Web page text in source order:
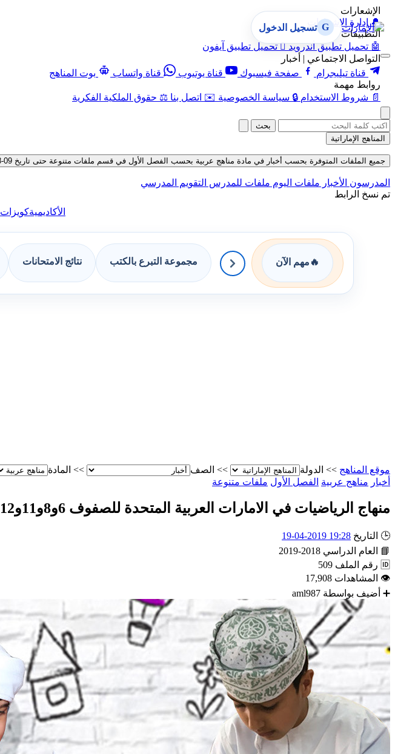
الإشعارات
🔔 إدارة الإشعارات
التطبيقات
🤖 تحميل تطبيق أندرويد  تحميل تطبيق آيفون
التواصل الاجتماعي | أخبار
قناة تيليجرام
صفحة فيسبوك قناة يوتيوب قناة واتساب
بوت المناهج
روابط مهمة
📄 شروط الاستخدام 🔒 سياسة الخصوصية ✉️ اتصل بنا ⚖️ حقوق الملكية الفكرية
G تسجيل الدخول
بحث
المناهج الإماراتية
جميع الملفات المتوفرة بحسب أخبار في مادة مناهج عربية بحسب الفصل الأول في قسم ملفات متنوعة حتى تاريخ 09-08-2026
المدرسون الأخبار ملفات اليوم ملفات للمدرس التقويم المدرسي
تم نسخ الرابط
الأكاديميةكويزات
🔥 مهم الآن مجموعة التبرع بالكتب نتائج الامتحانات
موقع المناهج >> الدولة >> الصف >> المادة
أخبار مناهج عربية الفصل الأول ملفات متنوعة
منهاج الرياضيات في الامارات العربية المتحدة للصفوف 6و8و11و12
🕒 التاريخ 19:28 2019-04-19
📘
العام الدراسي 2018-2019
🆔 رقم الملف 509
👁 المشاهدات 17,908
➕ أضيف بواسطة aml987